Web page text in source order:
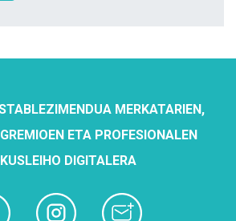
MERKATARIEN,
ETA PROFESIONALEN
DIGITALERA